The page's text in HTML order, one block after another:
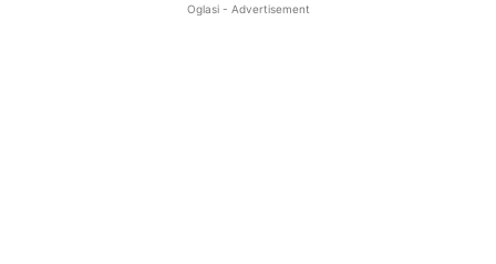
Oglasi - Advertisement